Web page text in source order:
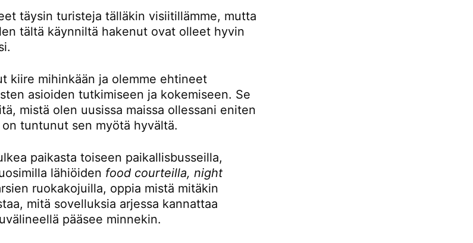
täysin turisteja tälläkin visiitillämme, mutta
tältä käynniltä hakenut ovat olleet hyvin
kiire mihinkään ja olemme ehtineet
asioiden tutkimiseen ja kokemiseen. Se
mistä olen uusissa maissa ollessani eniten
tuntunut sen myötä hyvältä.
paikasta toiseen paikallisbusseilla,
lähiöiden food courteilla, night
ruokakojuilla, oppia mistä mitäkin
mitä sovelluksia arjessa kannattaa
pääsee minnekin.